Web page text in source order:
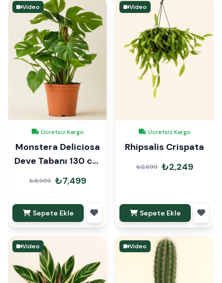
Video
Ücretsiz Kargo
Monstera Deliciosa
Deve Tabanı 130 cm
Mons Çubuklu İthal
₺8,999 ₺7,499
Sepete Ekle
Video
Ücretsiz Kargo
Rhipsalis Crispata
₺2,699 ₺2,249
Sepete Ekle
Video Video